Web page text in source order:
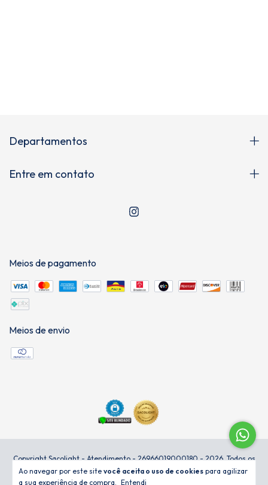
Ao navegar por este site você aceita o uso de cookies para agilizar
a sua experiência de compra. Entendi
Departamentos
Entre em contato
Meios de pagamento
Meios de envio
Copyright Sacolight - Atendimento - 26966019000180 - 2026. Todos os
direitos reservados.